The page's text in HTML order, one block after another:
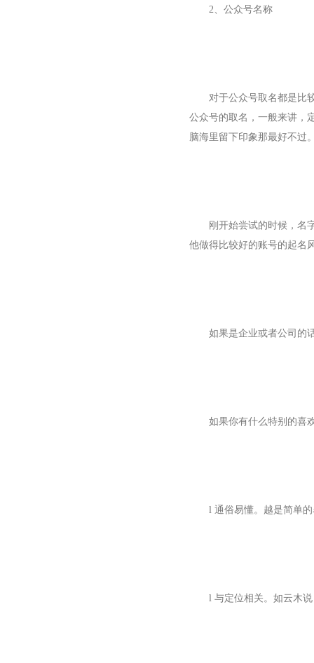
2、公众号名称
对于公众号取名都是比
公众号的取名，一般来讲，
脑海里留下印象那最好不过
刚开始尝试的时候，名
他做得比较好的账号的起名
如果是企业或者公司的
如果你有什么特别的喜
l 通俗易懂。越是简单
l 与定位相关。如云木